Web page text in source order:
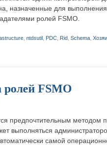
назначенные для
ролей FSMO.
ntdsutil PDC Rid Schema
ролей FSMO
предпочтительным
выполняться
самой